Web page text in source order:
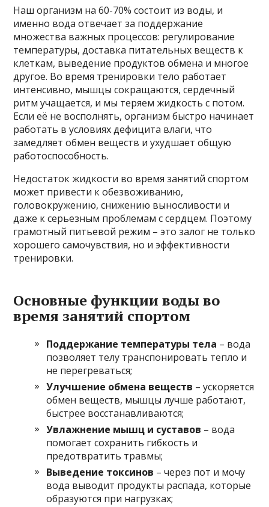
Наш организм на 60-70% состоит из воды, и
именно вода отвечает за поддержание
множества важных процессов: регулирование
температуры, доставка питательных веществ к
клеткам, выведение продуктов обмена и многое
другое. Во время тренировки тело работает
интенсивно, мышцы сокращаются, сердечный
ритм учащается, и мы теряем жидкость с потом.
Если её не восполнять, организм быстро начинает
работать в условиях дефицита влаги, что
замедляет обмен веществ и ухудшает общую
работоспособность.
Недостаток жидкости во время занятий спортом
может привести к обезвоживанию,
головокружению, снижению выносливости и
даже к серьезным проблемам с сердцем. Поэтому
грамотный питьевой режим – это залог не только
хорошего самочувствия, но и эффективности
тренировки.
Основные функции воды во
время занятий спортом
Поддержание температуры тела – вода
позволяет телу транспонировать тепло и
не перегреваться;
Улучшение обмена веществ – ускоряется
обмен веществ, мышцы лучше работают,
быстрее восстанавливаются;
Увлажнение мышц и суставов – вода
помогает сохранить гибкость и
предотвратить травмы;
Выведение токсинов – через пот и мочу
вода выводит продукты распада, которые
образуются при нагрузках;